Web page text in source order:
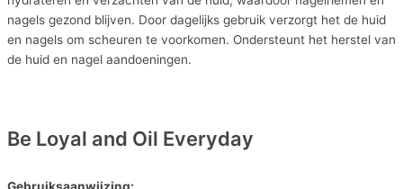
nagels gezond blijven. Door dagelijks gebruik verzorgt het de huid
en nagels om scheuren te voorkomen. Ondersteunt het herstel van
de huid en nagel aandoeningen.
Be Loyal and Oil Everyday